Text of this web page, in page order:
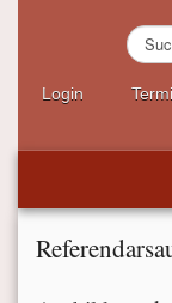
S
u
c
n
.
Login